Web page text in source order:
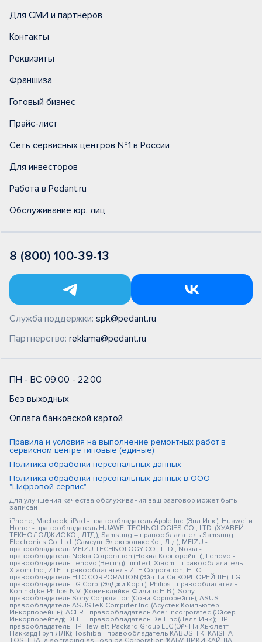
Для СМИ и партнеров
Контакты
Реквизиты
Франшиза
Готовый бизнес
Прайс-лист
Сеть сервисных центров №1 в России
Для инвесторов
Работа в Pedant.ru
Обслуживание юр. лиц
8 (800) 100-39-13
Служба поддержки: spk@pedant.ru
Партнерство: reklama@pedant.ru
ПН - ВС 09:00 - 22:00
Без выходных
Оплата банковской картой
Правила и условия на выполнение ремонтных работ в
сервисном центре типовые (единые)
Политика обработки персональных данных
Политика обработки персональных данных в ООО
"Цифровой сервис"
Для улучшения качества обслуживания ваш разговор может быть
записан
iPhone, Macbook, iPad - правообладатель Apple Inc. (Эпл Инк.); Huawei и
Honor - правообладатель HUAWEI TECHNOLOGIES CO., LTD. (ХУАВЕЙ
ТЕКНОЛОДЖИС КО., ЛТД.); Samsung – правообладатель Samsung
Electronics Co. Ltd. (Самсунг Электроникс Ко., Лтд.); MEIZU -
правообладатель MEIZU TECHNOLOGY CO., LTD.; Nokia -
правообладатель Nokia Corporation (Нокиа Корпорейшн); Lenovo -
правообладатель Lenovo (Beijing) Limited; Xiaomi - правообладатель
Xiaomi Inc.; ZTE - правообладатель ZTE Corporation; HTC -
правообладатель HTC CORPORATION (Эйч-Ти-Си КОРПОРЕЙШН); LG -
правообладатель LG Corp. (ЭлДжи Корп.); Philips - правообладатель
Koninklijke Philips N.V. (Конинклийке Филипс Н.В.); Sony -
правообладатель Sony Corporation (Сони Корпорейшн); ASUS -
правообладатель ASUSTeK Computer Inc. (Асустек Компьютер
Инкорпорейшн); ACER - правообладатель Acer Incorporated (Эйсер
Инкорпорейтед); DELL - правообладатель Dell Inc.(Делл Инк.); HP -
правообладатель HP Hewlett-Packard Group LLC (ЭйчПи Хьюлетт
Паккард Груп ЛЛК); Toshiba - правообладатель KABUSHIKI KAISHA